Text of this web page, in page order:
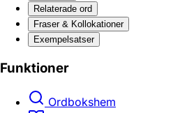
Relaterade ord
Fraser & Kollokationer
Exempelsatser
Funktioner
Ordbokshem